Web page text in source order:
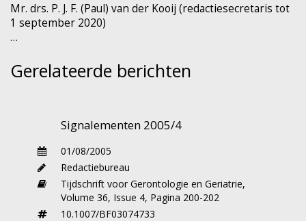
‘disablement’ proces. Dit proefschrift bevestigt
dat door een associatie aan te tonen tussen
spierkracht of achteruitgang in spierkracht.
Bovendien blijkt dat verandering van
‘functionele beperkingen’. Zowel
van albumine waarde als een
albumine waarde hangen samen met deze
drie fasen. In het huidige onderzoek zijn ook
determinanten vastgesteld voor een
Mr. drs. P. J. F. (Paul) van der Kooij (redactiesecretaris tot
1 september 2020)
Gerelateerde berichten
Signalementen 2005/4
01/08/2005
Redactiebureau
Tijdschrift voor Gerontologie en Geriatrie,
Volume 36, Issue 4, Pagina 200-202
10.1007/BF03074733